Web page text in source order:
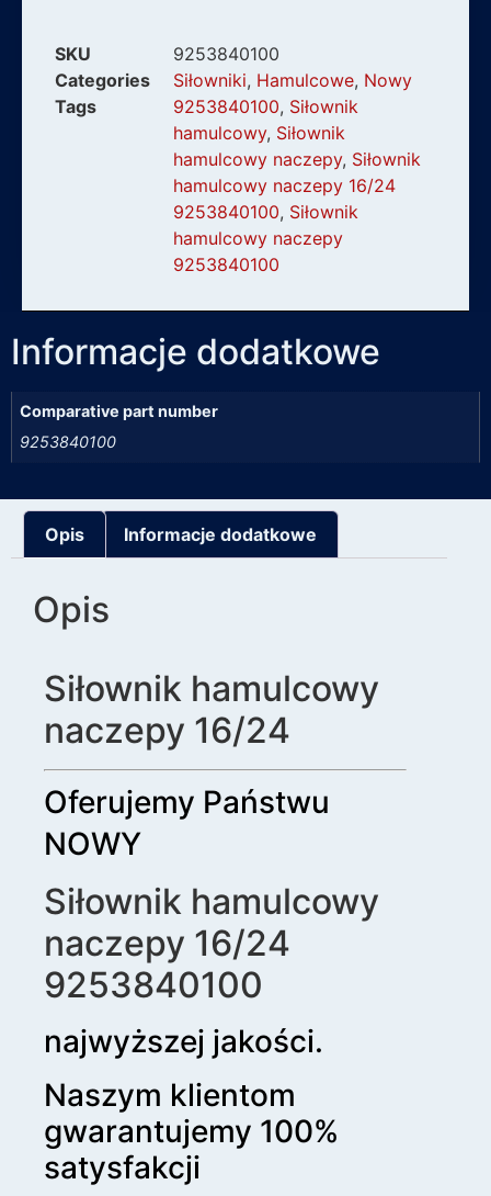
SKU
9253840100
Categories
Siłowniki, Hamulcowe, Nowy
Tags
9253840100, Siłownik
hamulcowy, Siłownik
hamulcowy naczepy, Siłownik
hamulcowy naczepy 16/24
9253840100, Siłownik
hamulcowy naczepy
9253840100
Informacje dodatkowe
Comparative part number
9253840100
Opis Informacje dodatkowe
Opis
Siłownik hamulcowy
naczepy 16/24
Oferujemy Państwu
NOWY
Siłownik hamulcowy
naczepy 16/24
9253840100
najwyższej jakości.
Naszym klientom
gwarantujemy 100%
satysfakcji